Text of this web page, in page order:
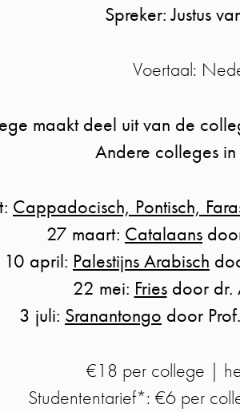
Spreker: Justus
Voertaal:
maakt deel uit van de
Andere colleges
Cappadocisch, Pontisch,
27 maart: Catalaans
10 april: Palestijns Arabisch
22 mei: Friesdoor dr.
3 juli: Sranantongo door
€18 per college |
Studententarief*: €6 per